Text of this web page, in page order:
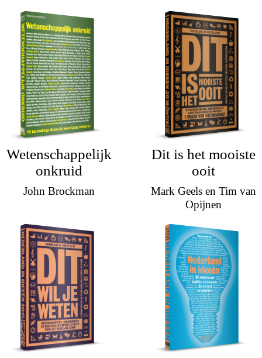
Wetenschappelijk
onkruid
John Brockman
Dit is het mooiste
ooit
Mark Geels en Tim van
Opijnen